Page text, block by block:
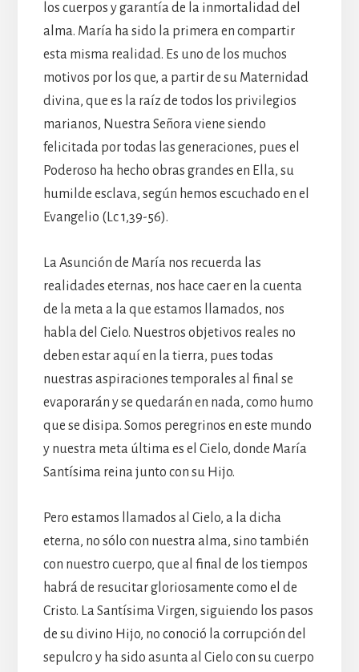
los cuerpos y garantía de la inmortalidad del
alma. María ha sido la primera en compartir
esta misma realidad. Es uno de los muchos
motivos por los que, a partir de su Maternidad
divina, que es la raíz de todos los privilegios
marianos, Nuestra Señora viene siendo
felicitada por todas las generaciones, pues el
Poderoso ha hecho obras grandes en Ella, su
humilde esclava, según hemos escuchado en el
Evangelio (Lc 1,39-56).
La Asunción de María nos recuerda las
realidades eternas, nos hace caer en la cuenta
de la meta a la que estamos llamados, nos
habla del Cielo. Nuestros objetivos reales no
deben estar aquí en la tierra, pues todas
nuestras aspiraciones temporales al final se
evaporarán y se quedarán en nada, como humo
que se disipa. Somos peregrinos en este mundo
y nuestra meta última es el Cielo, donde María
Santísima reina junto con su Hijo.
Pero estamos llamados al Cielo, a la dicha
eterna, no sólo con nuestra alma, sino también
con nuestro cuerpo, que al final de los tiempos
habrá de resucitar gloriosamente como el de
Cristo. La Santísima Virgen, siguiendo los pasos
de su divino Hijo, no conoció la corrupción del
sepulcro y ha sido asunta al Cielo con su cuerpo